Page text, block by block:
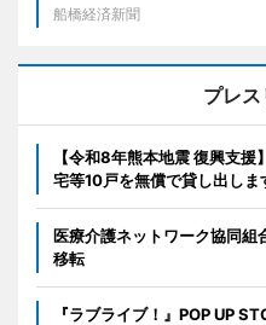
船橋経済新聞
プレ
【令和8年熊本地震 復興支
宅等10戸を無償で貸し出しま
医療介護ネットワーク協同
移転
『ラブライブ！』POP UP